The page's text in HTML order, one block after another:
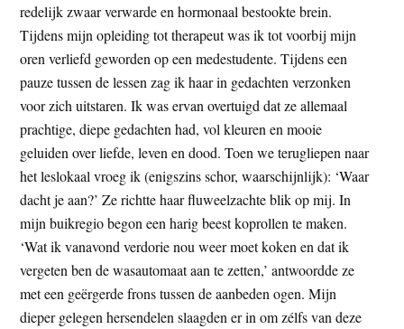
redelijk zwaar verwarde en hormonaal bestookte brein.
Tijdens mijn opleiding tot therapeut was ik tot voorbij mijn
oren verliefd geworden op een medestudente. Tijdens een
pauze tussen de lessen zag ik haar in gedachten verzonken
voor zich uitstaren. Ik was ervan overtuigd dat ze allemaal
prachtige, diepe gedachten had, vol kleuren en mooie
geluiden over liefde, leven en dood. Toen we terugliepen naar
het leslokaal vroeg ik (enigszins schor, waarschijnlijk): ‘Waar
dacht je aan?’ Ze richtte haar fluweelzachte blik op mij. In
mijn buikregio begon een harig beest koprollen te maken.
‘Wat ik vanavond verdorie nou weer moet koken en dat ik
vergeten ben de wasautomaat aan te zetten,’ antwoordde ze
met een geërgerde frons tussen de aanbeden ogen. Mijn
dieper gelegen hersendelen slaagden er in om zélfs van deze